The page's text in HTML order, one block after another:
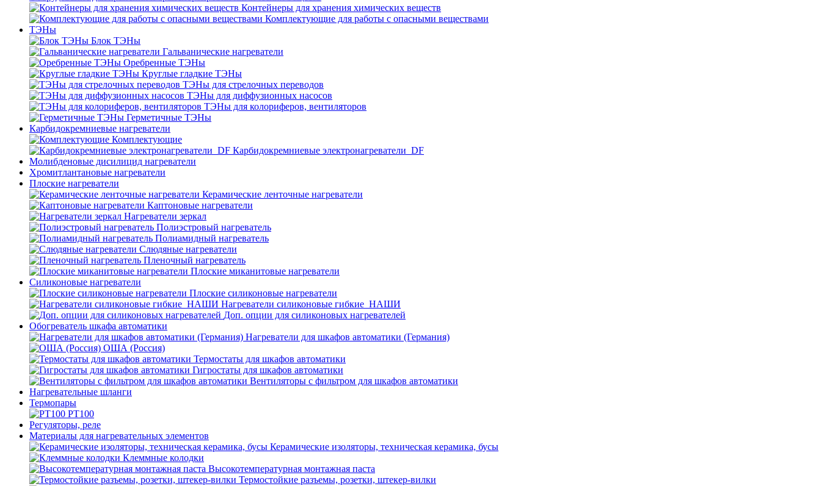
Контейнеры для хранения химических веществ
Комплектующие для работы с опасными веществами
ТЭНы
Блок ТЭНы
Гальванические нагреватели
Оребренные ТЭНы
Круглые гладкие ТЭНы
ТЭНы для стрелочных переводов
ТЭНы для диффузионных насосов
ТЭНы для колориферов, вентиляторов
Герметичные ТЭНы
Карбидокремниевые нагреватели
Комплектующие
Карбидокремниевые электронагреватели_DF
Молибденовые дисилицид нагреватели
Хромитлантановые нагреватели
Плоские нагреватели
Керамические ленточные нагреватели
Каптоновые нагреватели
Нагреватели зеркал
Полиэстровый нагреватель
Полиамидный нагреватель
Слюдяные нагреватели
Пленочный нагреватель
Плоские миканитовые нагреватели
Силиконовые нагреватели
Плоские силиконовые нагреватели
Нагреватели силиконовые гибкие_НАШИ
Доп. опции для силиконовых нагревателей
Обогреватель шкафа автоматики
Нагреватели для шкафов автоматики (Германия)
ОША (Россия)
Термостаты для шкафов автоматики
Гигростаты для шкафов автоматики
Вентиляторы с фильтром для шкафов автоматики
Нагревательные шланги
Термопары
PT100
Регуляторы, реле
Материалы для нагревательных элементов
Керамические изоляторы, техническая керамика, бусы
Клеммные колодки
Высокотемпературная монтажная паста
Термостойкие разъемы, розетки, штекер-вилки